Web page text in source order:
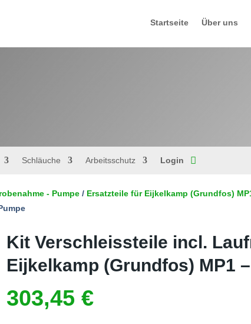
Startseite Über uns
Schläuche Arbeitsschutz Login
- Pumpe / Ersatzteile für Eijkelkamp (Grundfos)
Kit Verschleissteile incl.
Eijkelkamp (Grundfos) MP1
303,45€